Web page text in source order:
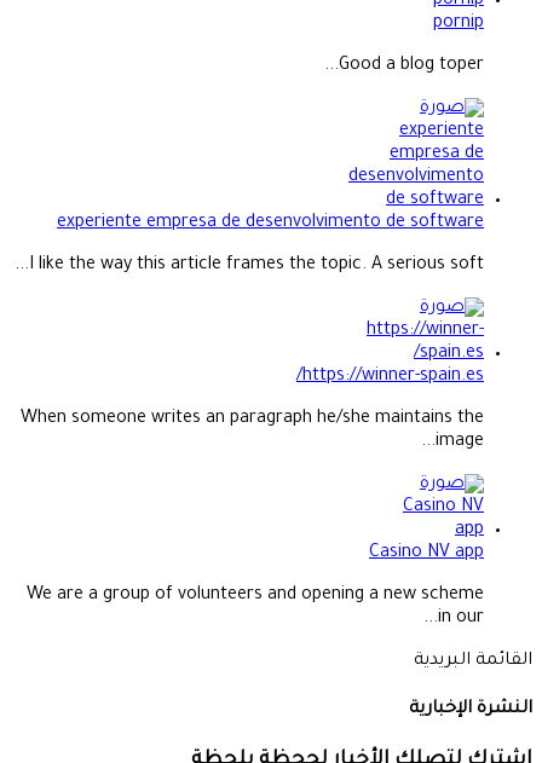
pornip
Good a blog toper...
experiente empresa de desenvolvimento de software
I like the way this article frames the topic. A serious soft...
https://winner-spain.es/
When someone writes an paragraph he/she maintains the
image...
Casino NV app
We are a group of volunteers and opening a new scheme
in our...
القائمة البريدية
النشرة الإخبارية